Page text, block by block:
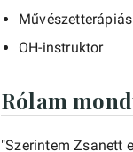
OH-instruktor
Rólam
"Szerintem Zsanett